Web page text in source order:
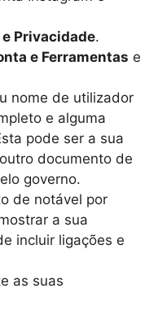
Privacidade.
e Ferramentas e
nome de utilizador
e alguma
pode ser a sua
documento de
governo.
de notável por
a sua
incluir ligações e
as suas